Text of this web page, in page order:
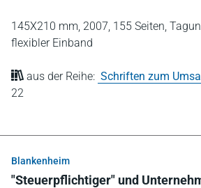
145X210 mm, 2007, 155 Seiten,
flexibler Einband
aus der Reihe: Schriften zum
22
Blankenheim
"Steuerpflichtiger" und